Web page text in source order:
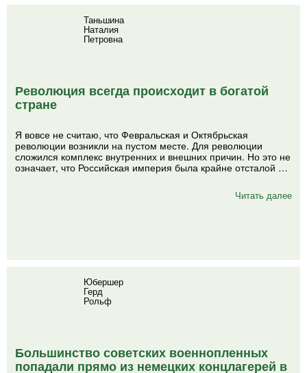
Таньшина
Наталия
Петровна
Революция всегда происходит в богатой
стране
Я вовсе не считаю, что Февральская и Октябрьская
революции возникли на пустом месте. Для революции
сложился комплекс внутренних и внешних причин. Но это не
означает, что Российская империя была крайне отсталой …
Читать далее
Юбершер
Герд
Рольф
Большинство советских военнопленных
попадали прямо из немецких концлагерей в